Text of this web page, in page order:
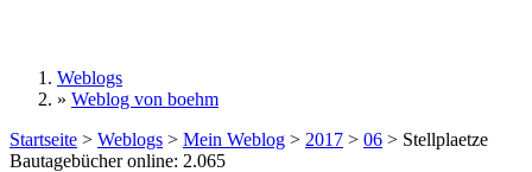
Sie sind hier
Weblogs
» Weblog von boehm
Startseite > Weblogs > Mein Weblog > 2017 > 06 > Stellplaetze
Bautagebücher online: 2.065